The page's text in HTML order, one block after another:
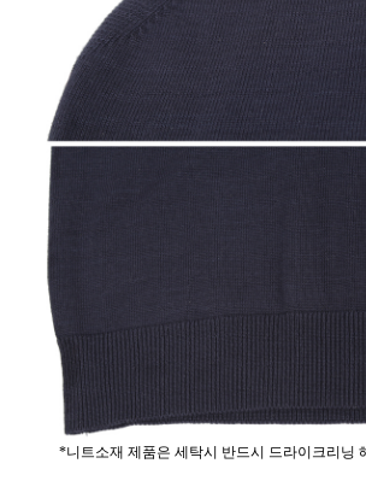
*니트소재 제품은 세탁시 반드시 드라이크리닝